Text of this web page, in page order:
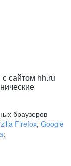
сайтом hh.ru
браузеров
Firefox, Google
;